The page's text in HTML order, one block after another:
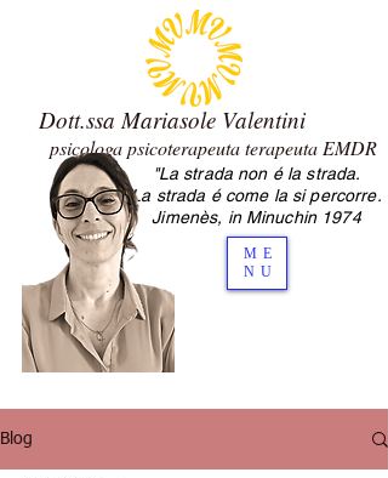
Dott.ssa Mariasole Valentini
psicologa psicoterapeuta terapeuta EMDR
2.0 Mariasole Valentini psicologa
psicoterapeuta Cesena
ME
NU
"La strada non é la strada.
La strada é come la si percorre.
Jimenès, in Minuchin 1974
Blog